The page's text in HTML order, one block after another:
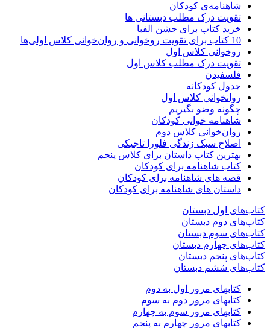
شاهنامه‌ی کودکان
تقویت درک مطلب دبستانی ها
خرید کتاب برای جشن الفبا
10 کتاب برای تقویت روخوانی و روان‌خوانی کلاس اولی‌ها
روخوانی کلاس اول
تقویت درک مطلب کلاس اول
فلسفیدن
جدول کودکانه
روانخوانی کلاس اول
چگونه وضو بگیریم
شاهنامه خوانی کودکان
روان‌خوانی کلاس دوم
اصلاح سبک زندگی فلورا تاجیکی
بهترین کتاب داستان برای کلاس پنجم
کتاب شاهنامه برای کودکان
قصه های شاهنامه برای کودکان
داستان های شاهنامه برای کودکان
کتاب‌های اول دبستان
کتاب‌های دوم دبستان
کتاب‌های سوم دبستان
کتاب‌های چهارم دبستان
کتاب‌های پنجم دبستان
کتاب‌های ششم دبستان
کتابهای مرور اول به دوم
کتابهای مرور دوم به سوم
کتابهای مرور سوم به چهارم
کتابهای مرور چهارم به پنجم